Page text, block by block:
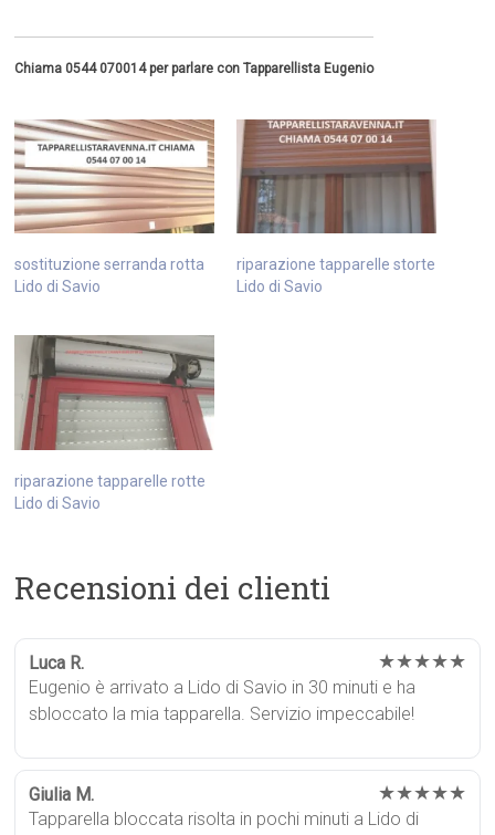
Chiama 0544 070014 per parlare con Tapparellista Eugenio
sostituzione serranda rotta
Lido di Savio
riparazione tapparelle storte
Lido di Savio
riparazione tapparelle rotte
Lido di Savio
Recensioni dei clienti
Luca R. ★★★★★
Eugenio è arrivato a Lido di Savio in 30 minuti e ha
sbloccato la mia tapparella. Servizio impeccabile!
Giulia M. ★★★★★
Tapparella bloccata risolta in pochi minuti a Lido di